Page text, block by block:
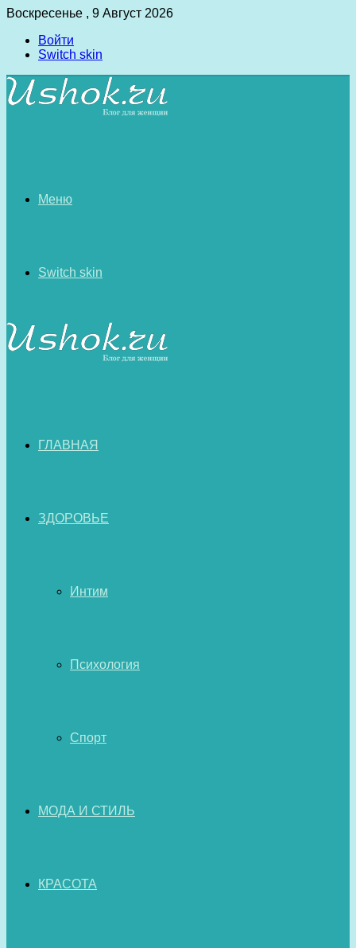
Воскресенье , 9 Август 2026
Войти
Switch skin
Меню
Switch skin
ГЛАВНАЯ
ЗДОРОВЬЕ
Интим
Психология
Спорт
МОДА И СТИЛЬ
КРАСОТА